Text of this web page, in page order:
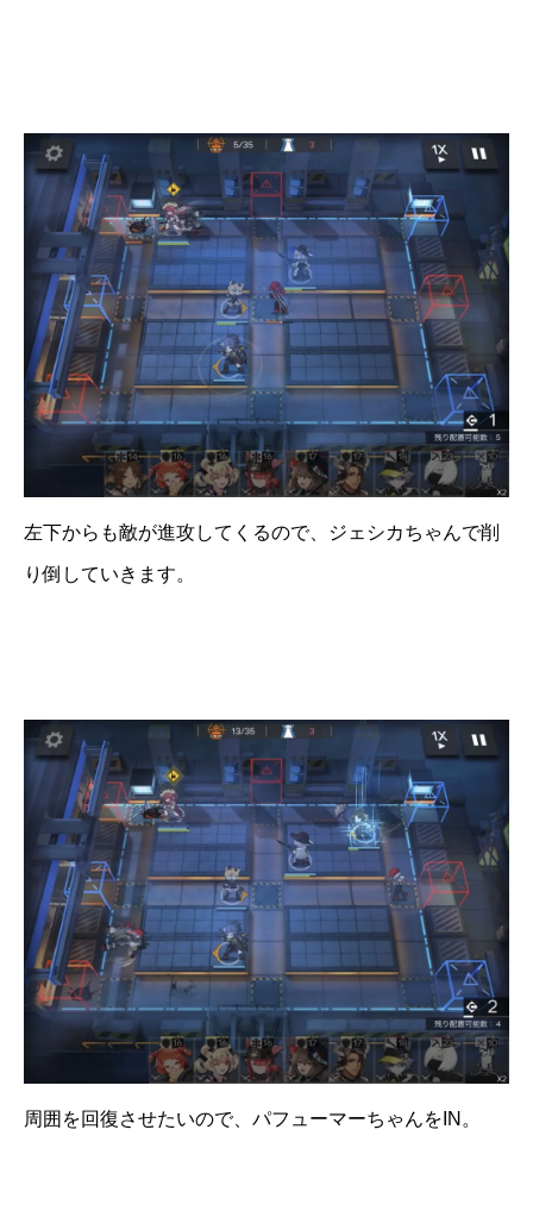
左下からも敵が進攻してくるので、ジェシカちゃんで削
り倒していきます。
周囲を回復させたいので、パフューマーちゃんをIN。